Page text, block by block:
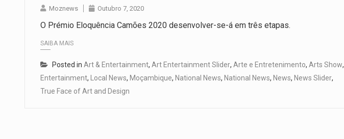
Moznews Outubro 7, 2020
O Prémio Eloquência Camões 2020 desenvolver-se-á em três etapas.
SAIBA MAIS
Posted in Art & Entertainment, Art Entertainment Slider, Arte e Entretenimento, Arts Show,
Entertainment, Local News, Moçambique, National News, National News, News, News Slider,
True Face of Art and Design